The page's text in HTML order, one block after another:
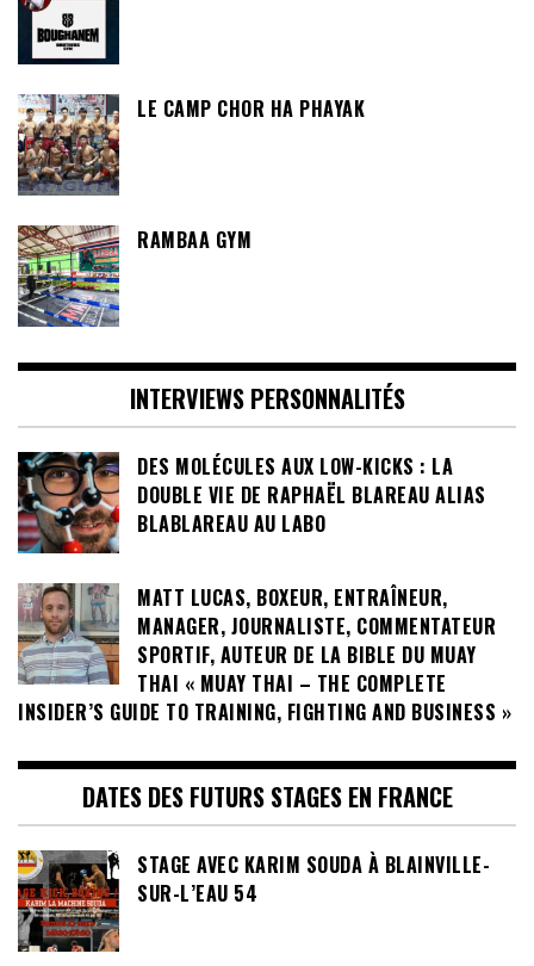
LE CAMP CHOR HA PHAYAK
RAMBAA GYM
INTERVIEWS PERSONNALITÉS
DES MOLÉCULES AUX LOW-KICKS : LA
DOUBLE VIE DE RAPHAËL BLAREAU ALIAS
BLABLAREAU AU LABO
MATT LUCAS, BOXEUR, ENTRAÎNEUR,
MANAGER, JOURNALISTE, COMMENTATEUR
SPORTIF, AUTEUR DE LA BIBLE DU MUAY
THAI « MUAY THAI – THE COMPLETE
INSIDER’S GUIDE TO TRAINING, FIGHTING AND BUSINESS »
DATES DES FUTURS STAGES EN FRANCE
STAGE AVEC KARIM SOUDA À BLAINVILLE-
SUR-L’EAU 54